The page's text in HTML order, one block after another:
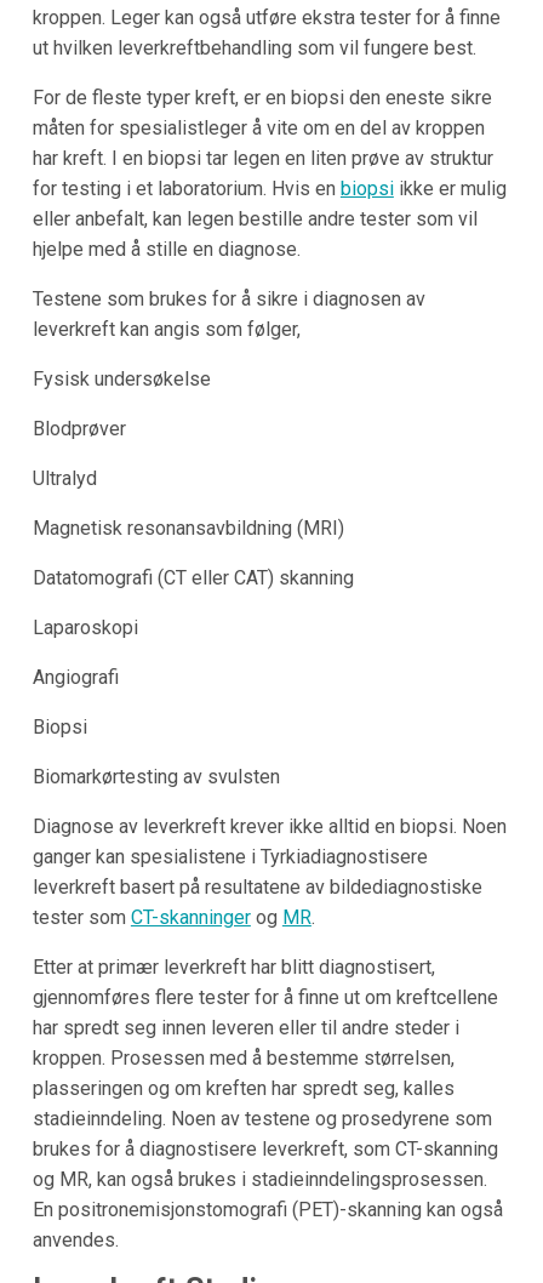
kroppen. Leger kan også utføre ekstra tester for å finne
ut hvilken leverkreftbehandling som vil fungere best.
For de fleste typer kreft, er en biopsi den eneste sikre
måten for spesialistleger å vite om en del av kroppen
har kreft. I en biopsi tar legen en liten prøve av struktur
for testing i et laboratorium. Hvis en biopsiikke er mulig
eller anbefalt, kan legen bestille andre tester som vil
hjelpe med å stille en diagnose.
Testene som brukes for å sikre i diagnosen av
leverkreft kan angis som følger,
Fysisk undersøkelse
Blodprøver
Ultralyd
Magnetisk resonansavbildning (MRI)
Datatomografi (CT eller CAT) skanning
Laparoskopi
Angiografi
Biopsi
Biomarkørtesting av svulsten
Diagnose av leverkreft krever ikke alltid en biopsi. Noen
ganger kan spesialistene i Tyrkiadiagnostisere
leverkreft basert på resultatene av bildediagnostiske
tester som CT-skanningerog MR.
Etter at primær leverkreft har blitt diagnostisert,
gjennomføres flere tester for å finne ut om kreftcellene
har spredt seg innen leveren eller til andre steder i
kroppen. Prosessen med å bestemme størrelsen,
plasseringen og om kreften har spredt seg, kalles
stadieinndeling. Noen av testene og prosedyrene som
brukes for å diagnostisere leverkreft, som CT-skanning
og MR, kan også brukes i stadieinndelingsprosessen.
En positronemisjonstomografi (PET)-skanning kan også
anvendes.